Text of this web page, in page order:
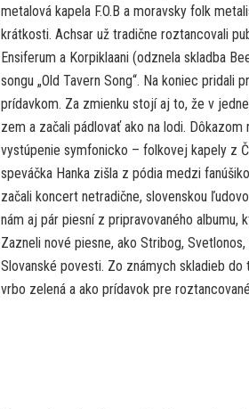
metalová kapela F.O.B a moravsky folk
krátkosti. Achsar už tradične roztancovali
Ensiferum a Korpiklaani (odznela skladba
songu „Old Tavern Song“. Na koniec pridali
prídavkom. Za zmienku stojí aj to, že v
zem a začali pádlovať ako na lodi.
vystúpenie symfonicko – folkovej kapely z
speváčka Hanka zišla z pódia medzi
začali koncert netradične, slovenskou
nám aj pár piesní z pripravovaného
Zazneli nové piesne, ako Stribog,
Slovanské povesti. Zo známych skladieb
vrbo zelená a ako prídavok pre